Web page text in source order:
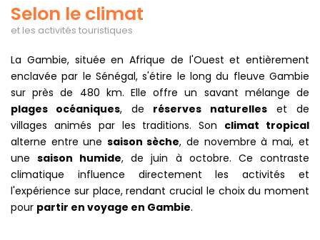
Selon le climat
et les activités touristiques
La Gambie, située en Afrique de l'Ouest et entièrement
enclavée par le Sénégal, s'étire le long du fleuve Gambie
sur près de 480 km. Elle offre un savant mélange de
plages océaniques, de réserves naturelles et de
villages animés par les traditions. Son climat tropical
alterne entre une saison sèche, de novembre à mai, et
une saison humide, de juin à octobre. Ce contraste
climatique influence directement les activités et
l'expérience sur place, rendant crucial le choix du moment
pour partir en voyage en Gambie.